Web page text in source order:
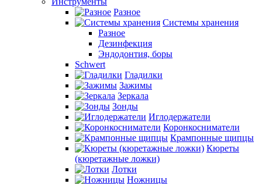
Разное
Системы хранения
Разное
Дезинфекция
Эндодонтия, боры
Schwert
Гладилки
Зажимы
Зеркала
Зонды
Иглодержатели
Коронкосниматели
Крампонные щипцы
Кюреты
(кюретажные ложки)
Лотки
Ножницы